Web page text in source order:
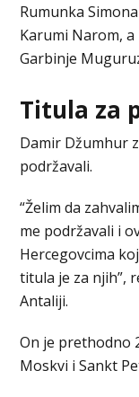
Rumunka
Karumi Narom, a
Garbinje
Titula za
Damir Džumhur
podržavali.
“Želim da
me podržavali i
Hercegovcima
titula je za njih”,
Antaliji.
On je prethodno
Moskvi i Sankt